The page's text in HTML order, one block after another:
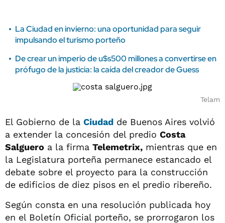
La Ciudad en invierno: una oportunidad para seguir
impulsando el turismo porteño
De crear un imperio de u$s500 millones a convertirse en
prófugo de la justicia: la caída del creador de Guess
Telam
El Gobierno de la Ciudad de Buenos Aires volvió
a extender la concesión del predio Costa
Salguero a la firma Telemetrix, mientras que en
la Legislatura porteña permanece estancado el
debate sobre el proyecto para la construcción
de edificios de diez pisos en el predio ribereño.
Según consta en una resolución publicada hoy
en el Boletín Oficial porteño, se prorrogaron los